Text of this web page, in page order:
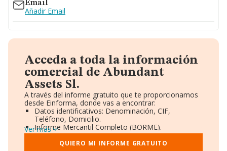
Email
Añadir Email
Acceda a toda la información
comercial de Abundant
Assets Sl.
A través del informe gratuito que te proporcionamos
desde Einforma, donde vas a encontrar:
Datos identificativos: Denominación, CIF,
Teléfono, Domicilio.
Informe Mercantil Completo (BORME).
Gráficos de Evolución Ventas y Empleados.
Consejo de Administración y Administradores.
Ver más
QUIERO MI INFORME GRATUITO